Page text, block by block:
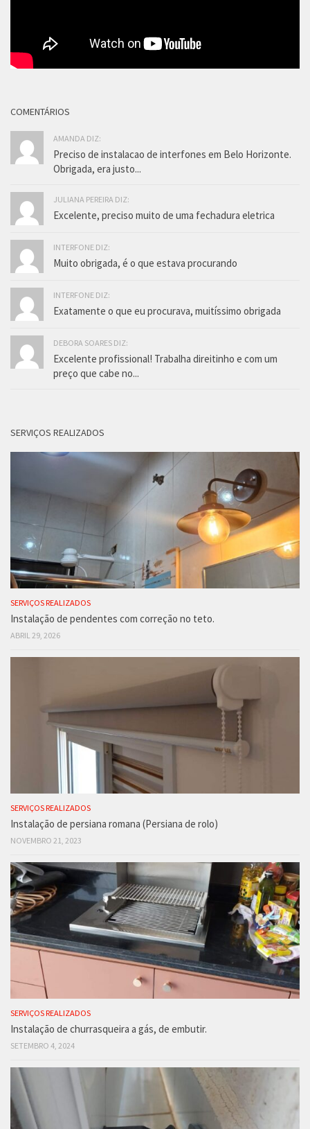
COMENTÁRIOS
AMANDA DIZ:
Preciso de instalacao de interfones em Belo Horizonte.
Obrigada, era justo...
JULIANA PEREIRA DIZ:
Excelente, preciso muito de uma fechadura eletrica
INTERFONE DIZ:
Muito obrigada, é o que estava procurando
INTERFONE DIZ:
Exatamente o que eu procurava, muitíssimo obrigada
DEBORA SOARES DIZ:
Excelente profissional! Trabalha direitinho e com um
preço que cabe no...
SERVIÇOS REALIZADOS
SERVIÇOS REALIZADOS
Instalação de pendentes com correção no teto.
ABRIL 29, 2026
SERVIÇOS REALIZADOS
Instalação de persiana romana (Persiana de rolo)
NOVEMBRO 21, 2023
SERVIÇOS REALIZADOS
Instalação de churrasqueira a gás, de embutir.
SETEMBRO 4, 2024